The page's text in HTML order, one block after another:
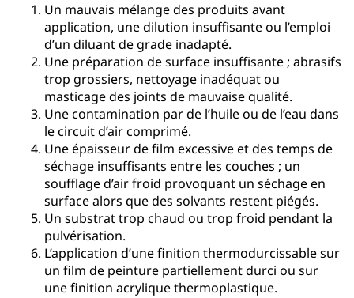
Un mauvais mélange des produits avant
application, une dilution insuffisante ou l’emploi
d’un diluant de grade inadapté.
Une préparation de surface insuffisante ; abrasifs
trop grossiers, nettoyage inadéquat ou
masticage des joints de mauvaise qualité.
Une contamination par de l’huile ou de l’eau dans
le circuit d’air comprimé.
Une épaisseur de film excessive et des temps de
séchage insuffisants entre les couches ; un
soufflage d’air froid provoquant un séchage en
surface alors que des solvants restent piégés.
Un substrat trop chaud ou trop froid pendant la
pulvérisation.
L’application d’une finition thermodurcissable sur
un film de peinture partiellement durci ou sur
une finition acrylique thermoplastique.